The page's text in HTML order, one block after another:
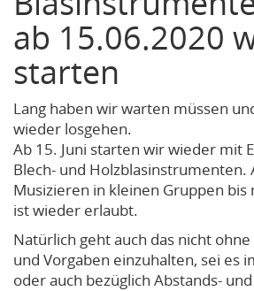
ab 15.06.2020
starten
Lang haben wir warten müssen
wieder losgehen.
Ab 15. Juni starten wir wieder mit
Blech- und Holzblasinstrumenten.
Musizieren in kleinen Gruppen bis
ist wieder erlaubt.
Natürlich geht auch das nicht
und Vorgaben einzuhalten, sei es
oder auch bezüglich Abstands-